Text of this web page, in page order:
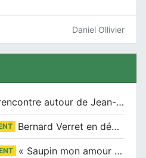
Daniel Ollivier
Une rencontre autour de Jean-Claude Suaudeau
Bernard Verret en dédicaces le samedi 13 décembre à l’Espace Culturel Atlantis
« Saupin mon amour » au salon du livre de Trentemoult